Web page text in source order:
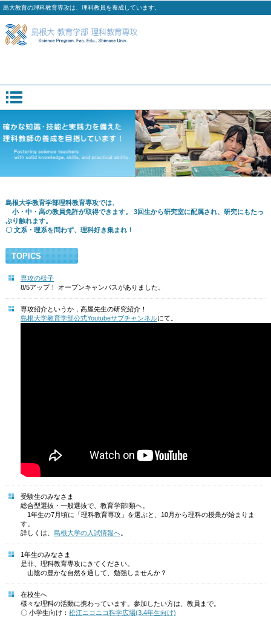
島大教育の理科教育専攻は、理科教員を養成しています。
島根大学教育学部理科教育専攻では、
小・中・高の教員免許が取得できます。 3回生から研究室に配属され、研究にもたっ
ぷり触れます。
〇 文系・理系を問わず、理科好き集まれ！
TOPICS
専攻の様子
8/5アップ！ オープンキャンパスがありました。
専攻紹介というか，高屋先生の研究紹介！
島根大学教育学部公式Youtubeサブチャンネルにて。
受験生のみなさま
総合型選抜・一般選抜で、教育学部I類へ。
1年生の7月頃に「理科教育専攻」を選ぶと、10月から理科の授業が始まりま
す。
詳しくは、 島根大学の入試情報へ。
1年生のみなさま
是非、理科教育専攻にきてください。
山陰の豊かな自然を通して、勉強しませんか？
在校生へ
様々な理科の活動に携わっています。参加したい方は、教員まで。
〇 小学生向け： 松江ニコニコ科学広場(3.4年生向け)